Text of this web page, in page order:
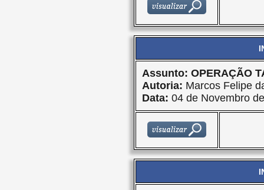
Assunto: OPERAÇÃO
Autoria: Marcos Felipe
Data: 04 de Novembro